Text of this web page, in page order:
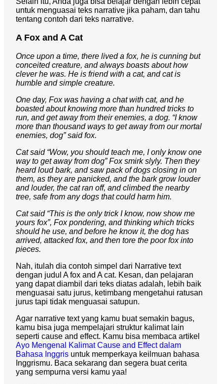
untuk menguasai teks narrative jika paham, dan tahu
tentang contoh dari teks narrative.
A Fox and A Cat
Once upon a time, there lived a fox, he is cunning but
conceited creature, and always boasts about how
clever he was. He is friend with a cat, and cat is
humble and simple creature.
One day, Fox was having a chat with cat, and he
boasted about knowing more than hundred tricks to
run, and get away from their enemies, a dog. “I know
more than thousand ways to get away from our mortal
enemies, dog” said fox.
Cat said “Wow, you should teach me, I only know one
way to get away from dog” Fox smirk slyly. Then they
heard loud bark, and saw pack of dogs closing in on
them, as they are panicked, and the bark grow louder
and louder, the cat ran off, and climbed the nearby
tree, safe from any dogs that could harm him.
Cat said “This is the only trick I know, now show me
yours fox”, Fox pondering, and thinking which tricks
should he use, and before he know it, the dog has
arrived, attacked fox, and then tore the poor fox into
pieces.
Nah, itulah dia contoh simpel dari Narrative text
dengan judul A fox and A cat. Kesan, dan pelajaran
yang dapat diambil dari teks diatas adalah, lebih baik
menguasai satu jurus, ketimbang mengetahui ratusan
jurus tapi tidak menguasai satupun.
Agar narrative text yang kamu buat semakin bagus,
kamu bisa juga mempelajari struktur kalimat lain
seperti cause and effect. Kamu bisa membaca artikel
Ayo Mengenal Kalimat Cause and Effect dalam
Bahasa Inggris untuk memperkaya keilmuan bahasa
Inggrismu. Baca sekarang dan segera buat cerita
yang sempurna versi kamu yaa!